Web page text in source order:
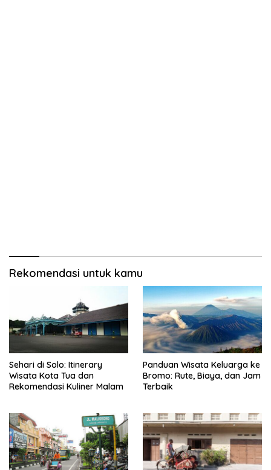
Rekomendasi untuk kamu
Sehari di Solo: Itinerary
Wisata Kota Tua dan
Rekomendasi Kuliner Malam
Panduan Wisata Keluarga ke
Bromo: Rute, Biaya, dan Jam
Terbaik